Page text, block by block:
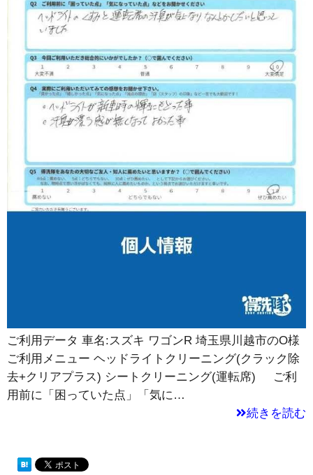
ご利用データ 車名:スズキ ワゴンR 埼玉県川越市のO様
ご利用メニュー ヘッドライトクリーニング(クラック除
去+クリアプラス) シートクリーニング(運転席) ご利
用前に「困っていた点」「気に…
続きを読む